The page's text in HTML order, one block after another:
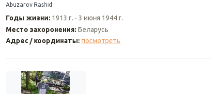
Abuzarov Rashid
Годы жизни: 1913 г. - 3 июня 1944 г.
Место захоронения: Беларусь
Адрес / координаты: посмотреть